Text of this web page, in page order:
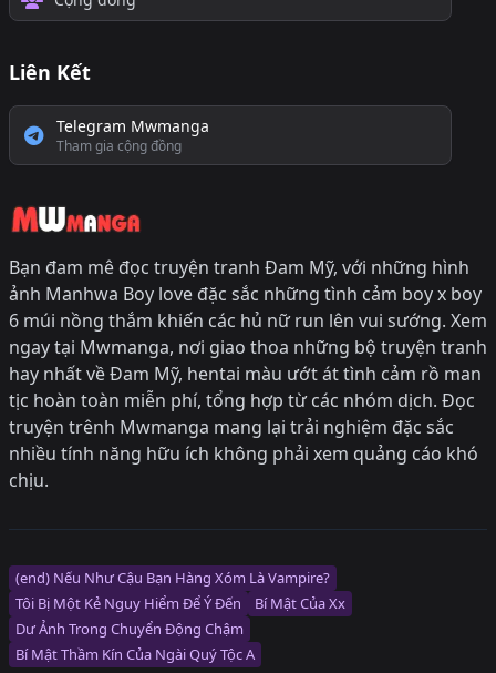
Liên Kết
Telegram Mwmanga
Tham gia cộng đồng
Bạn đam mê đọc truyện tranh Đam Mỹ, với những hình
ảnh Manhwa Boy love đặc sắc những tình cảm boy x boy
6 múi nồng thắm khiến các hủ nữ run lên vui sướng. Xem
ngay tại Mwmanga, nơi giao thoa những bộ truyện tranh
hay nhất về Đam Mỹ, hentai màu ướt át tình cảm rồ man
tịc hoàn toàn miễn phí, tổng hợp từ các nhóm dịch. Đọc
truyện trênh Mwmanga mang lại trải nghiệm đặc sắc
nhiều tính năng hữu ích không phải xem quảng cáo khó
chịu.
(end) Nếu Như Cậu Bạn Hàng Xóm Là Vampire?
Tôi Bị Một Kẻ Nguy Hiểm Để Ý Đến
Bí Mật Của Xx
Dư Ảnh Trong Chuyển Động Chậm
Bí Mật Thầm Kín Của Ngài Quý Tộc Α